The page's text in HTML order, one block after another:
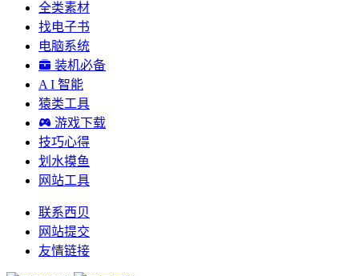
全类素材
找电子书
电脑系统
装机必备
A I 智能
猿类工具
游戏下载
技巧心得
划水摸鱼
网站工具
联系西贝
网站提交
友情链接